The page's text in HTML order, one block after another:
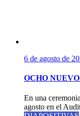
6 de agosto de
OCHO
En una
agosto en el